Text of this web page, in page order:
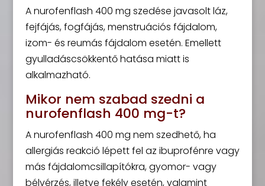
A nurofenflash 400 mg szedése javasolt láz,
fejfájás, fogfájás, menstruációs fájdalom,
izom- és reumás fájdalom esetén. Emellett
gyulladáscsökkentő hatása miatt is
alkalmazható.
Mikor nem szabad szedni a
nurofenflash 400 mg-t?
A nurofenflash 400 mg nem szedhető, ha
allergiás reakció lépett fel az ibuprofénre vagy
más fájdalomcsillapítókra, gyomor- vagy
bélvérzés, illetve fekély esetén, valamint